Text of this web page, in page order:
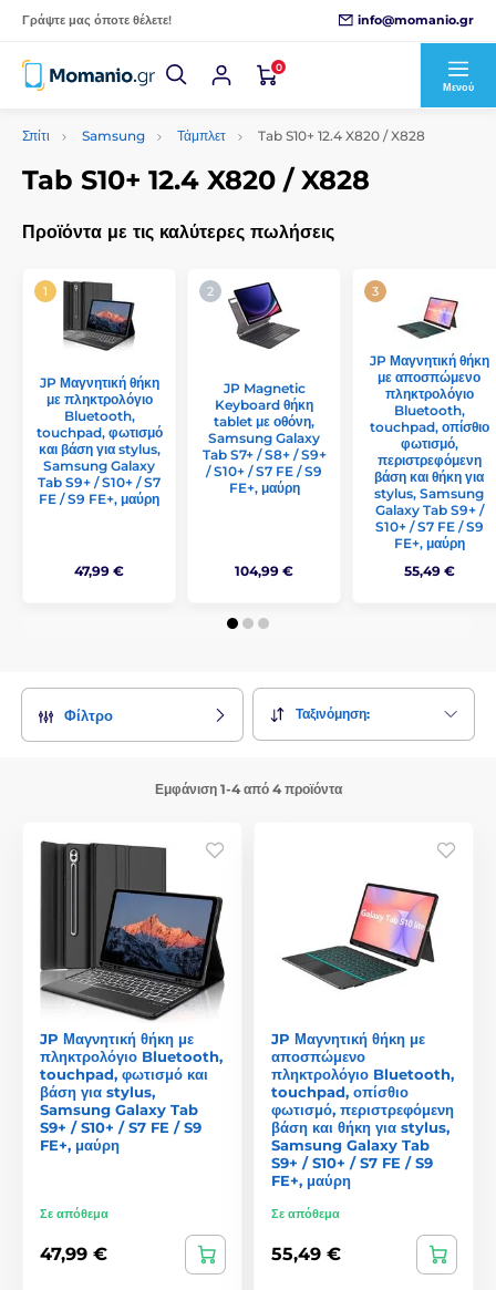
Γράψτε μας όποτε θέλετε! info@momanio.gr
0
Μενού
Σπίτι Samsung Τάμπλετ Tab S10+ 12.4 X820 / X828
Tab S10+ 12.4 X820 / X828
Προϊόντα με τις καλύτερες πωλήσεις
JP Μαγνητική θήκη
με πληκτρολόγιο
Bluetooth,
touchpad, φωτισμό
και βάση για stylus,
Samsung Galaxy
Tab S9+ / S10+ / S7
FE / S9 FE+, μαύρη
47,99 €
JP Magnetic
Keyboard θήκη
tablet με οθόνη,
Samsung Galaxy
Tab S7+ / S8+ / S9+
/ S10+ / S7 FE / S9
FE+, μαύρη
104,99 €
JP Μαγνητική θήκη
με αποσπώμενο
πληκτρολόγιο
Bluetooth,
touchpad, οπίσθιο
φωτισμό,
περιστρεφόμενη
βάση και θήκη για
stylus, Samsung
Galaxy Tab S9+ /
S10+ / S7 FE / S9
FE+, μαύρη
55,49 €
Φίλτρο Ταξινόμηση:
Εμφάνιση 1-4 από 4 προϊόντα
JP Μαγνητική θήκη με
πληκτρολόγιο Bluetooth,
touchpad, φωτισμό και
βάση για stylus,
Samsung Galaxy Tab
S9+ / S10+ / S7 FE / S9
FE+, μαύρη
Σε απόθεμα
47,99 €
JP Μαγνητική θήκη με
αποσπώμενο
πληκτρολόγιο Bluetooth,
touchpad, οπίσθιο
φωτισμό, περιστρεφόμενη
βάση και θήκη για stylus,
Samsung Galaxy Tab
S9+ / S10+ / S7 FE / S9
FE+, μαύρη
Σε απόθεμα
55,49 €